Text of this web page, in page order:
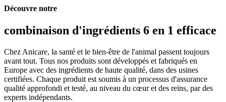
Découvre notre
combinaison d'ingrédients 6 en 1 efficace
Chez Anicare, la santé et le bien-être de l'animal passent toujours
avant tout. Tous nos produits sont développés et fabriqués en
Europe avec des ingrédients de haute qualité, dans des usines
certifiées. Chaque produit est soumis à un processus d'assurance
qualité approfondi et testé, au niveau du cœur et des reins, par des
experts indépendants.